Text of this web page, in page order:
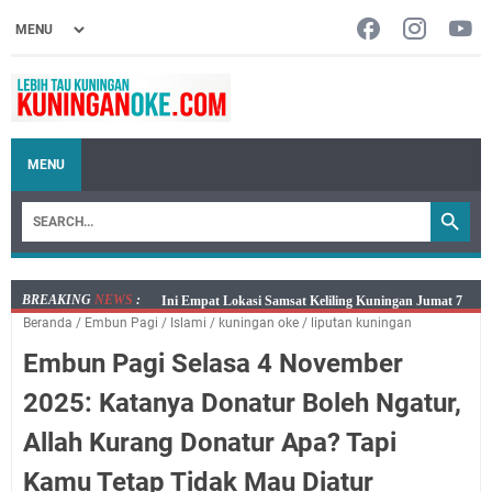
MENU
BREAKING NEWS :
Jumat 7 Agustus 2026 Mobil SIM Keliling Ada di
Kecamatan Sindangagung
Embun Pagi Jumat 8 Agustus 2026: Jika Keberkahan
Kelaparan Meskipun Memiliki Sekarung Penuh Uang
Salat Lima Waktu itu Bukan Cuma Kewajiban, Tapi
Beranda / ‌Embun Pagi / Islami / kuningan oke / liputan kuningan
Embun Pagi Selasa 4 November
2025: Katanya Donatur Boleh Ngatur,
Allah Kurang Donatur Apa? Tapi
Kamu Tetap Tidak Mau Diatur